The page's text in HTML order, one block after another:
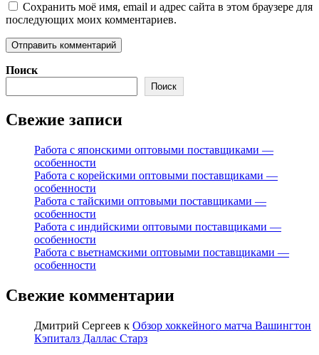
Сохранить моё имя, email и адрес сайта в этом браузере для
последующих моих комментариев.
Поиск
Поиск
Свежие записи
Работа с японскими оптовыми поставщиками —
особенности
Работа с корейскими оптовыми поставщиками —
особенности
Работа с тайскими оптовыми поставщиками —
особенности
Работа с индийскими оптовыми поставщиками —
особенности
Работа с вьетнамскими оптовыми поставщиками —
особенности
Свежие комментарии
Дмитрий Сергеев к Обзор хоккейного матча Вашингтон
Кэпиталз Даллас Старз